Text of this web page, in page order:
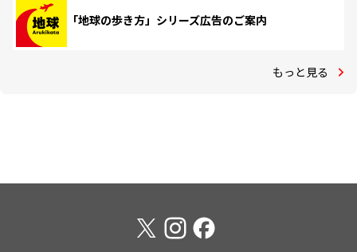
「地球の歩き方」シリーズ広告のご案内
もっと見る